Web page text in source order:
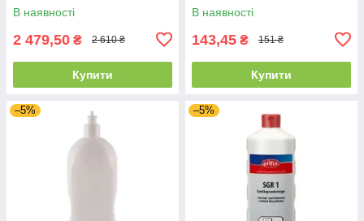
В наявності
2 479,50 ₴ 2 610 ₴
Купити
В наявності
143,45 ₴ 151 ₴
Купити
–5% –5%